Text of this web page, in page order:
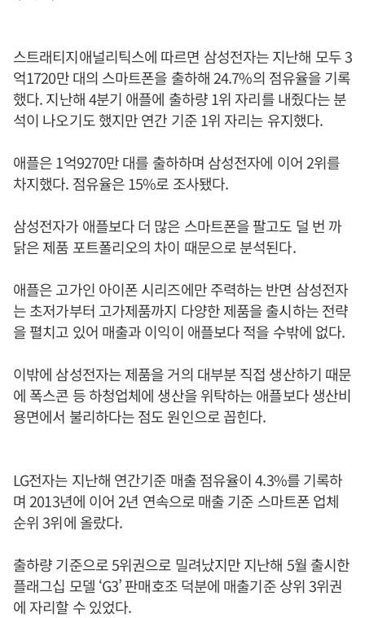
스트래티지애널리틱스에 따르면 삼성전자는 지난해 모두 3
억1720만 대의 스마트폰을 출하해 24.7%의 점유율을 기록
했다. 지난해 4분기 애플에 출하량 1위 자리를 내줬다는 분
석이 나오기도 했지만 연간 기준 1위 자리는 유지했다.
애플은 1억9270만 대를 출하하며 삼성전자에 이어 2위를
차지했다. 점유율은 15%로 조사됐다.
삼성전자가 애플보다 더 많은 스마트폰을 팔고도 덜 번 까
닭은 제품 포트폴리오의 차이 때문으로 분석된다.
애플은 고가인 아이폰 시리즈에만 주력하는 반면 삼성전자
는 초저가부터 고가제품까지 다양한 제품을 출시하는 전략
을 펼치고 있어 매출과 이익이 애플보다 적을 수밖에 없다.
이밖에 삼성전자는 제품을 거의 대부분 직접 생산하기 때문
에 폭스콘 등 하청업체에 생산을 위탁하는 애플보다 생산비
용면에서 불리하다는 점도 원인으로 꼽힌다.
LG전자는 지난해 연간기준 매출 점유율이 4.3%를 기록하
며 2013년에 이어 2년 연속으로 매출 기준 스마트폰 업체
순위 3위에 올랐다.
출하량 기준으로 5위권으로 밀려났지만 지난해 5월 출시한
플래그십 모델 ‘G3’ 판매호조 덕분에 매출기준 상위 3위권
에 자리할 수 있었다.